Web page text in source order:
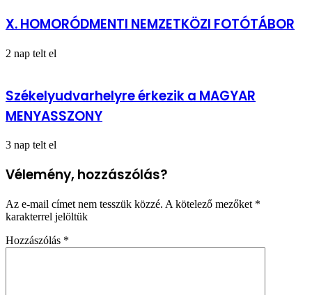
X. HOMORÓDMENTI NEMZETKÖZI FOTÓTÁBOR
2 nap telt el
Székelyudvarhelyre érkezik a MAGYAR
MENYASSZONY
3 nap telt el
Vélemény, hozzászólás?
Az e-mail címet nem tesszük közzé. A kötelező mezőket *
karakterrel jelöltük
Hozzászólás *